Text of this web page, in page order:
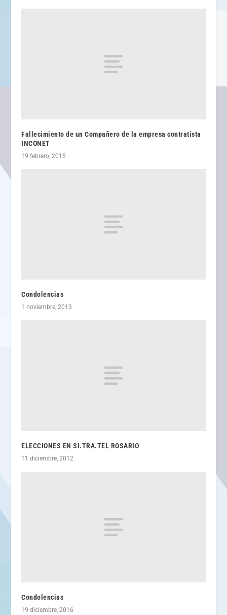
Fallecimiento de un Compañero de la empresa contratista
INCONET
19 febrero, 2015
Condolencias
1 noviembre, 2013
ELECCIONES EN SI.TRA.TEL ROSARIO
11 diciembre, 2012
Condolencias
19 diciembre, 2016